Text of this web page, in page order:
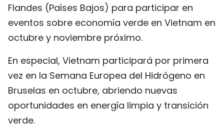
Flandes (Países Bajos) para participar en
eventos sobre economía verde en Vietnam en
octubre y noviembre próximo.
En especial, Vietnam participará por primera
vez en la Semana Europea del Hidrógeno en
Bruselas en octubre, abriendo nuevas
oportunidades en energía limpia y transición
verde.